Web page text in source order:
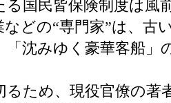
る国民皆保険制度は風
どの“専門家”は、古
「沈みゆく豪華客船」
ため、現役官僚の著